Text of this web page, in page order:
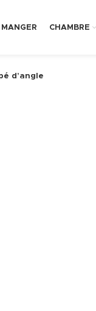
CHAMBRE
d’angle